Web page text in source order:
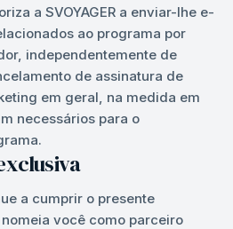
a SVOYAGER a enviar-lhe e-
ao programa por
independentemente de
de assinatura de
em geral, na medida em
necessários para o
a cumprir o presente
nomeia você como parceiro